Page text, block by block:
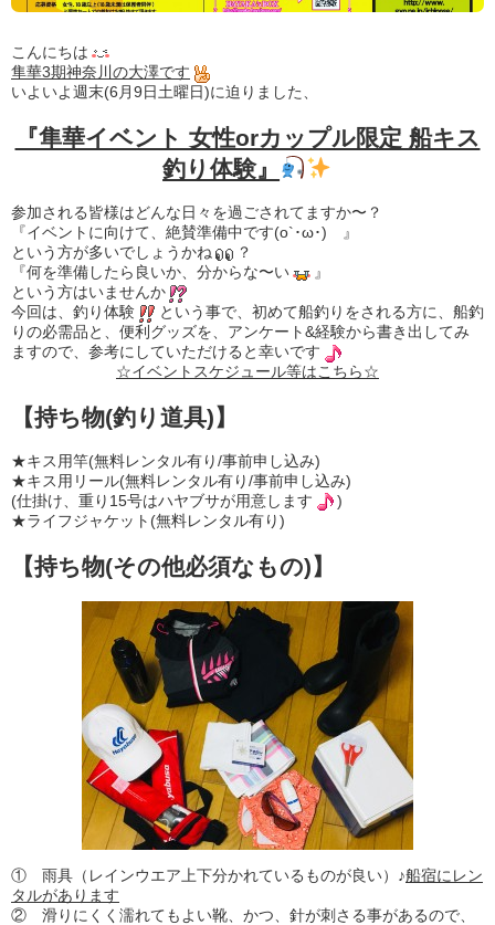
こんにちは
隼華3期神奈川の大澤です
いよいよ週末(6月9日土曜日)に迫りました、
『隼華イベント 女性orカップル限定 船キス
釣り体験』
参加される皆様はどんな日々を過ごされてますか〜？
『イベントに向けて、絶賛準備中です(o`･ω･)ゞ』
という方が多いでしょうかね
？
『何を準備したら良いか、分からな〜い
』
という方はいませんか
今回は、釣り体験
という事で、初めて船釣りをされる方に、船釣
りの必需品と、便利グッズを、アンケート&経験から書き出してみ
ますので、参考にしていただけると幸いです
☆イベントスケジュール等はこちら☆
【持ち物(釣り道具)】
★キス用竿(無料レンタル有り/事前申し込み)
★キス用リール(無料レンタル有り/事前申し込み)
(仕掛け、重り15号はハヤブサが用意します
)
★ライフジャケット(無料レンタル有り)
【持ち物(その他必須なもの)】
① 雨具（レインウエア上下分かれているものが良い）♪船宿にレン
タルがあります
② 滑りにくく濡れてもよい靴、かつ、針が刺さる事があるので、